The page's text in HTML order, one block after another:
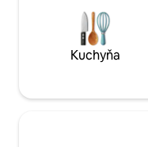
priestore a kuchyni s
vybavením.
Kuchyňa